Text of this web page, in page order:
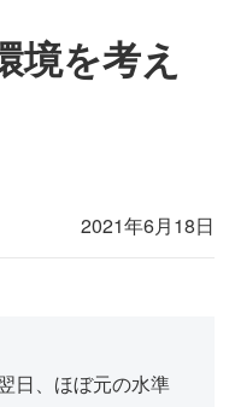
境を考え
2021年6月18日
日、ほぼ元の水準